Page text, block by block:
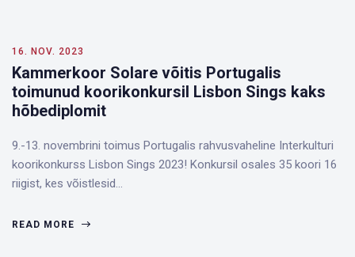
16. NOV. 2023
Kammerkoor Solare võitis Portugalis
toimunud koorikonkursil Lisbon Sings kaks
hõbediplomit
9.-13. novembrini toimus Portugalis rahvusvaheline Interkulturi
koorikonkurss Lisbon Sings 2023! Konkursil osales 35 koori 16
riigist, kes võistlesid…
READ MORE